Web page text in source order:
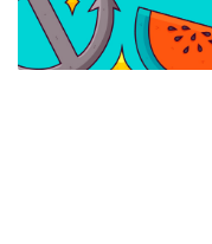
Ergonómia
Derékpárna